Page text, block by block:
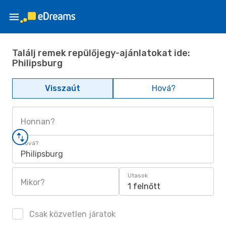
Találj remek repülőjegy-ajánlatokat ide:
Philipsburg
Visszaút Hová?
Honnan?
Hová?
Philipsburg
Mikor?
Utasok
1 felnőtt
Csak közvetlen járatok